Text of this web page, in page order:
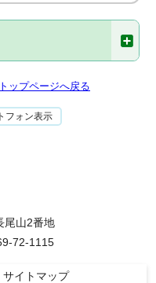
トップページへ戻る
フォン表示
山2番地
72-1115
サイトマップ